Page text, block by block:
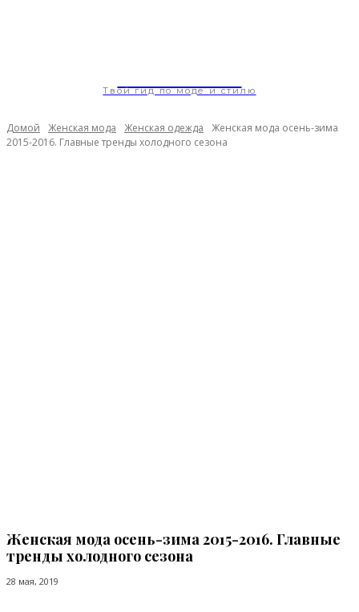
Твой гид по моде и стилю
Домой Женская мода Женская одежда
Женская мода осень-зима
2015-2016. Главные тренды холодного сезона
Женская мода осень-зима 2015-2016. Главные
тренды холодного сезона
28 мая, 2019